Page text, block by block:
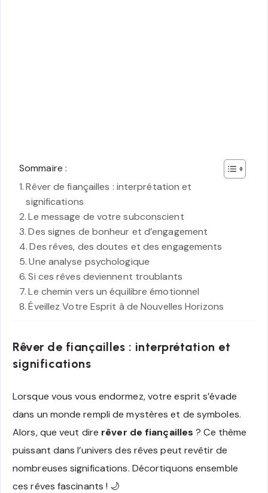
Sommaire :
Rêver de fiançailles : interprétation et
significations
Le message de votre subconscient
Des signes de bonheur et d’engagement
Des rêves, des doutes et des engagements
Une analyse psychologique
Si ces rêves deviennent troublants
Le chemin vers un équilibre émotionnel
Éveillez Votre Esprit à de Nouvelles Horizons
Rêver de fiançailles : interprétation et
significations
Lorsque vous vous endormez, votre esprit s’évade
dans un monde rempli de mystères et de symboles.
Alors, que veut dire rêver de fiançailles ? Ce thème
puissant dans l’univers des rêves peut revêtir de
nombreuses significations. Décortiquons ensemble
ces rêves fascinants ! 🌙